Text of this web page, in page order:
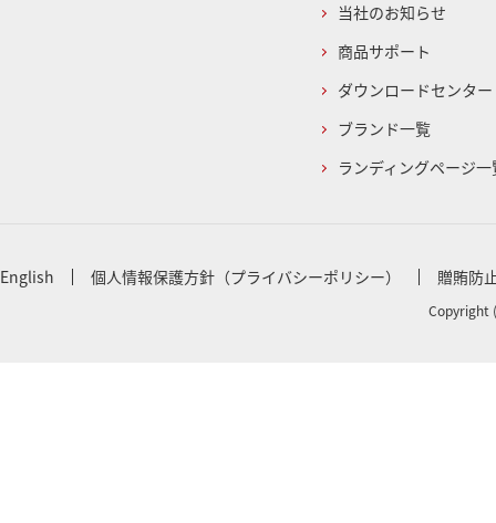
当社のお知らせ
商品サポート
ダウンロードセンター
ブランド一覧
ランディングページ一
English 個人情報保護方針（プライバシーポリシー） 贈賄防
Copyright